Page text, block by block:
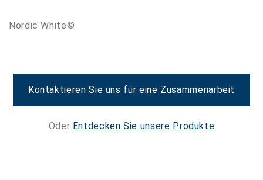
Nordic White©
Kontaktieren Sie uns für eine Zusammenarbeit
Oder Entdecken Sie unsere Produkte